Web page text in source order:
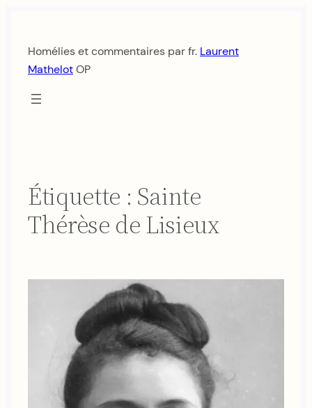
contenu
Homélies et commentaires par fr. Laurent
MathelotOP
Étiquette : Sainte
Thérèse de Lisieux